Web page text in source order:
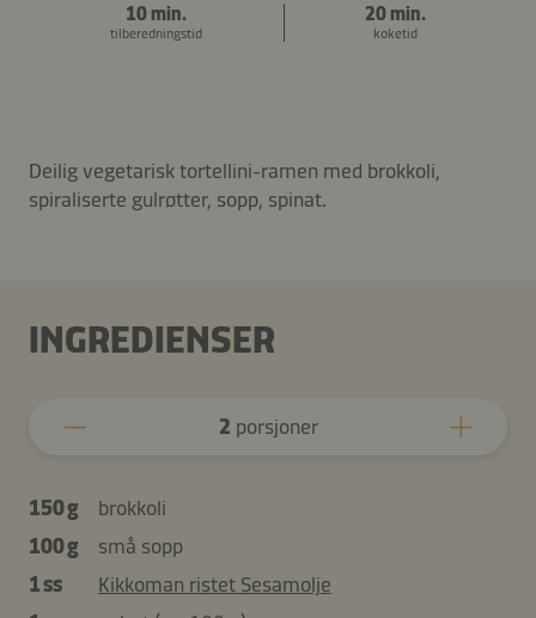
10 min.
tilberedningstid
20 min.
koketid
Deilig vegetarisk tortellini-ramen med brokkoli,
spiraliserte gulrøtter, sopp, spinat.
INGREDIENSER
2 porsjoner
150 g
brokkoli
100 g
små sopp
1 ss
Kikkoman ristet Sesamolje